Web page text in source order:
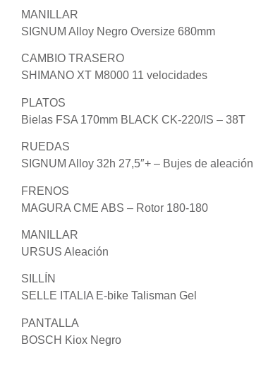
MANILLAR
SIGNUM Alloy Negro Oversize 680mm
CAMBIO TRASERO
SHIMANO XT M8000 11 velocidades
PLATOS
Bielas FSA 170mm BLACK CK-220/IS – 38T
RUEDAS
SIGNUM Alloy 32h 27,5″+ – Bujes de aleación
FRENOS
MAGURA CME ABS – Rotor 180-180
MANILLAR
URSUS Aleación
SILLÍN
SELLE ITALIA E-bike Talisman Gel
PANTALLA
BOSCH Kiox Negro